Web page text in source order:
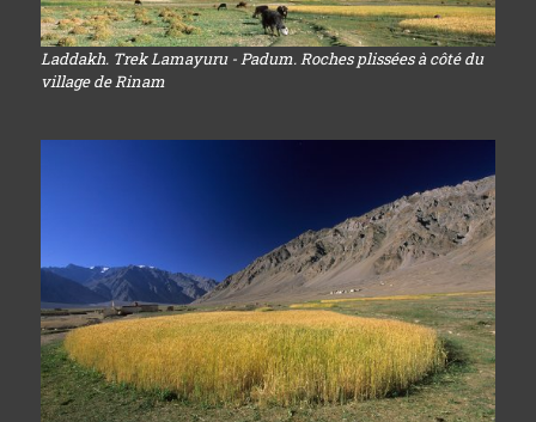
Laddakh. Trek Lamayuru - Padum. Roches plissées à côté du
village de Rinam